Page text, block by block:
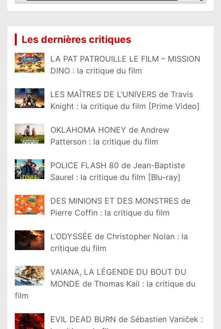
Les dernières critiques
LA PAT PATROUILLE LE FILM – MISSION
DINO : la critique du film
LES MAÎTRES DE L’UNIVERS de Travis
Knight : la critique du film [Prime Video]
OKLAHOMA HONEY de Andrew
Patterson : la critique du film
POLICE FLASH 80 de Jean-Baptiste
Saurel : la critique du film [Blu-ray]
DES MINIONS ET DES MONSTRES de
Pierre Coffin : la critique du film
L’ODYSSÉE de Christopher Nolan : la
critique du film
VAIANA, LA LÉGENDE DU BOUT DU
MONDE de Thomas Kail : la critique du
film
EVIL DEAD BURN de Sébastien Vaniček :